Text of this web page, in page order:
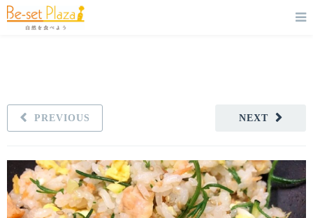
NEXT
PREVIOUS